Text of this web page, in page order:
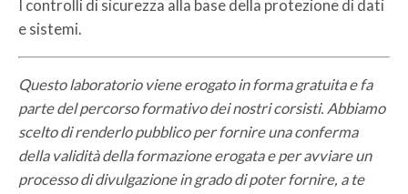
I controlli di sicurezza alla base della protezione di dati
e sistemi.
Questo laboratorio viene erogato in forma gratuita e fa
parte del percorso formativo dei nostri corsisti. Abbiamo
scelto di renderlo pubblico per fornire una conferma
della validità della formazione erogata e per avviare un
processo di divulgazione in grado di poter fornire, a te